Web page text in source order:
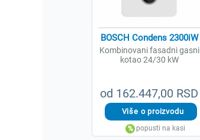
od 162.447,00 RSD
BOSCH Condens 2300iW
Kombinovani fasadni gasni
kotao 24/30 kW